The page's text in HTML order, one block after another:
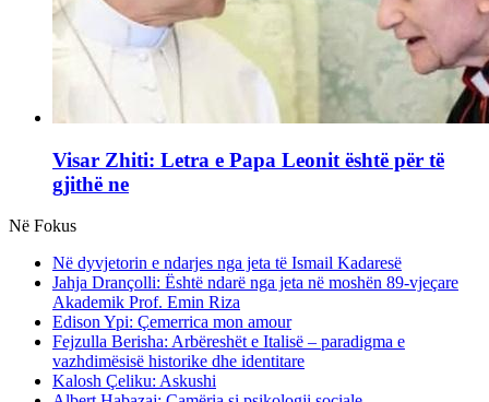
Visar Zhiti: Letra e Papa Leonit është për të
gjithë ne
Në Fokus
Në dyvjetorin e ndarjes nga jeta të Ismail Kadaresë
Jahja Drançolli: Është ndarë nga jeta në moshën 89-vjeçare
Akademik Prof. Emin Riza
Edison Ypi: Çemerrica mon amour
Fejzulla Berisha: Arbëreshët e Italisë – paradigma e
vazhdimësisë historike dhe identitare
Kalosh Çeliku: Askushi